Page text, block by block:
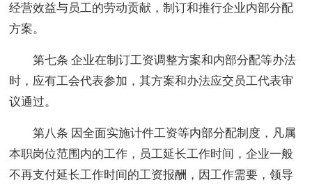
经营效益与员工的劳动贡献，制订和推行企业内部分配
方案。
第七条 企业在制订工资调整方案和内部分配等办法
时，应有工会代表参加，其方案和办法应交员工代表审
议通过。
第八条 因全面实施计件工资等内部分配制度，凡属
本职岗位范围内的工作，员工延长工作时间，企业一般
不再支付延长工作时间的工资报酬，因工作需要，领导